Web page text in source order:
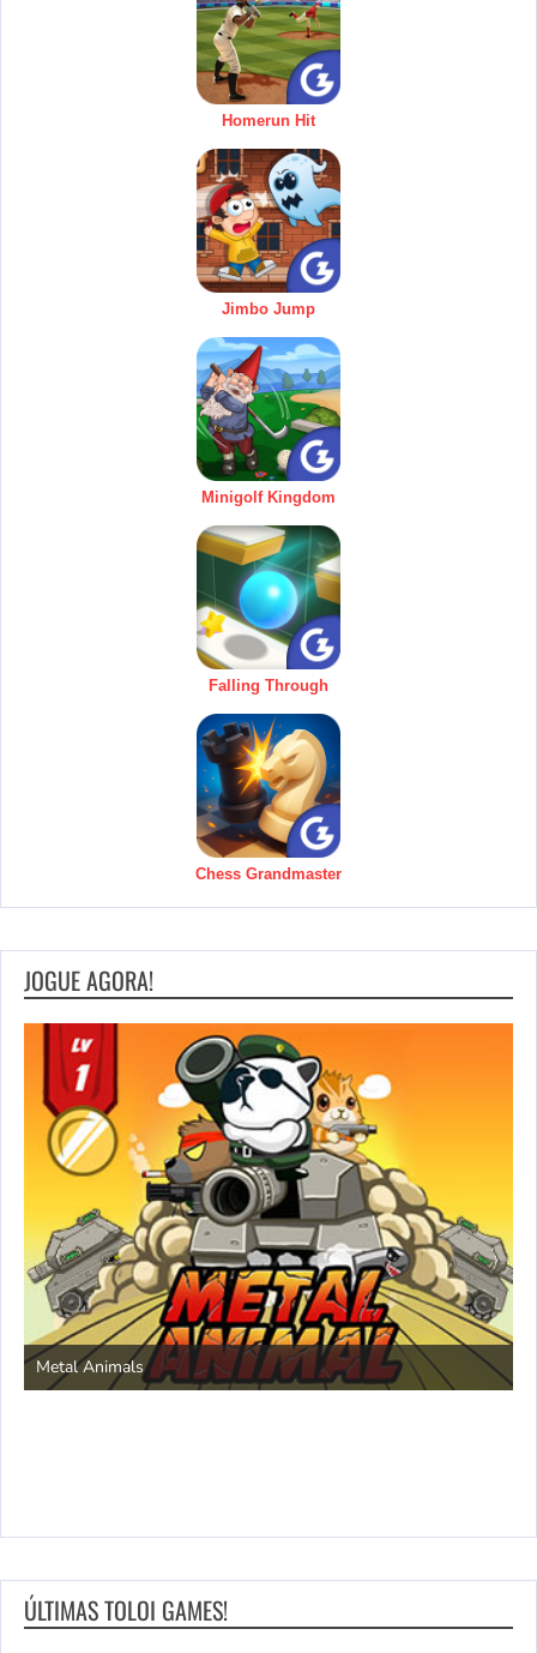
Homerun Hit
Jimbo Jump
Minigolf Kingdom
Falling Through
Chess Grandmaster
JOGUE AGORA!
Metal Animals
ÚLTIMAS TOLOI GAMES!